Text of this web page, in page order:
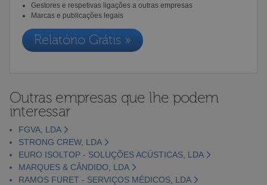
Gestores e respetivas ligações a outras empresas
Marcas e publicações legais
Relatório Grátis »
Outras empresas que lhe podem
interessar
FGVA, LDA
STRONG CREW, LDA
EURO ISOLTOP - SOLUÇÕES ACÚSTICAS, LDA
MARQUES & CÂNDIDO, LDA
RAMOS FURET - SERVIÇOS MÉDICOS, LDA